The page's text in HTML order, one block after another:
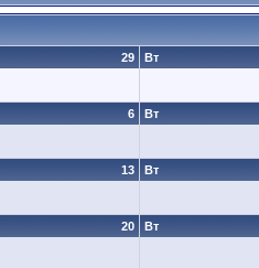
29 Вт
6 Вт
13 Вт
20 Вт